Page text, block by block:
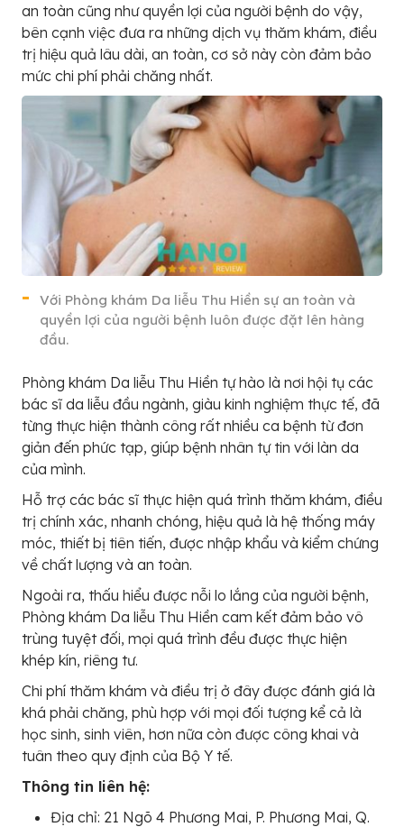
an toàn cũng như quyền lợi của người bệnh do vậy,
bên cạnh việc đưa ra những dịch vụ thăm khám, điều
trị hiệu quả lâu dài, an toàn, cơ sở này còn đảm bảo
mức chi phí phải chăng nhất.
Với Phòng khám Da liễu Thu Hiền sự an toàn và
quyền lợi của người bệnh luôn được đặt lên hàng
đầu.
Phòng khám Da liễu Thu Hiền tự hào là nơi hội tụ các
bác sĩ da liễu đầu ngành, giàu kinh nghiệm thực tế, đã
từng thực hiện thành công rất nhiều ca bệnh từ đơn
giản đến phức tạp, giúp bệnh nhân tự tin với làn da
của mình.
Hỗ trợ các bác sĩ thực hiện quá trình thăm khám, điều
trị chính xác, nhanh chóng, hiệu quả là hệ thống máy
móc, thiết bị tiên tiến, được nhập khẩu và kiểm chứng
về chất lượng và an toàn.
Ngoài ra, thấu hiểu được nỗi lo lắng của người bệnh,
Phòng khám Da liễu Thu Hiền cam kết đảm bảo vô
trùng tuyệt đối, mọi quá trình đều được thực hiện
khép kín, riêng tư.
Chi phí thăm khám và điều trị ở đây được đánh giá là
khá phải chăng, phù hợp với mọi đối tượng kể cả là
học sinh, sinh viên, hơn nữa còn được công khai và
tuân theo quy định của Bộ Y tế.
Thông tin liên hệ:
Địa chỉ: 21 Ngõ 4 Phương Mai, P. Phương Mai, Q.